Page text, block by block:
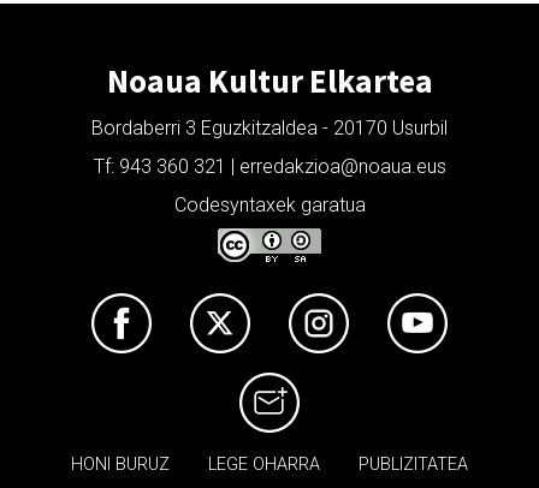
Noaua Kultur Elkartea
Bordaberri 3 Eguzkitzaldea - 20170 Usurbil
Tf: 943 360 321 | erredakzioa@noaua.eus
Codesyntaxek garatua
HONI BURUZ LEGE OHARRA PUBLIZITATEA